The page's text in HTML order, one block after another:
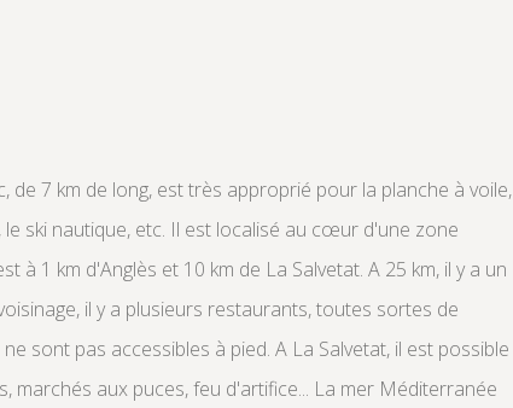
de 7 km de long, est très approprié pour la planche à voile,
le ski nautique, etc. Il est localisé au cœur d'une zone
1 km d'Anglès et 10 km de La Salvetat. A 25 km, il y a un
il y a plusieurs restaurants, toutes sortes de
sont pas accessibles à pied. A La Salvetat, il est possible
marchés aux puces, feu d'artifice... La mer Méditerranée